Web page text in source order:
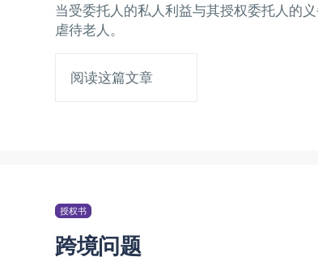
当受委托人的私人利益与其授权委托人的
虐待老人。
阅读这篇文章
授权书
跨境问题